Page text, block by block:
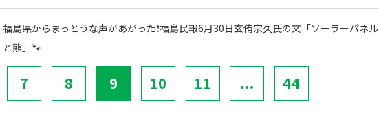
福島県からまっとうな声があがった❗福島民報6月30日玄侑宗久氏の文「ソーラーパネル
と熊」🐾
7 8 9 10 11 ... 44